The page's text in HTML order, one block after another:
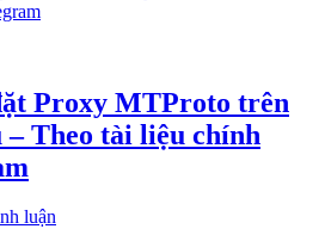
Proxy MTProto trên
Theo tài liệu chính
luận